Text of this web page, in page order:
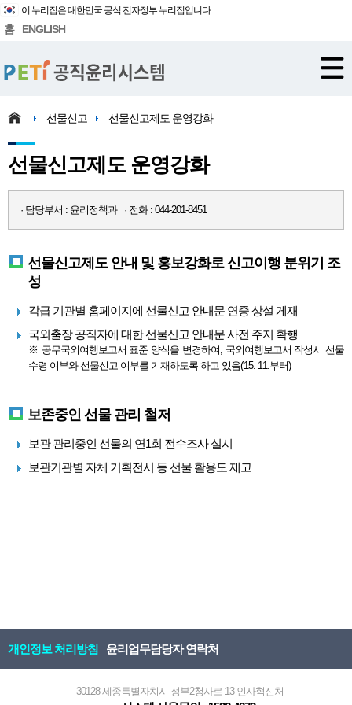
이 누리집은 대한민국 공식 전자정부 누리집입니다.
홈 ENGLISH
선물신고 선물신고제도 운영강화
선물신고제도 운영강화
· 담당부서 : 윤리정책과 · 전화 : 044-201-8451
선물신고제도 안내 및 홍보강화로 신고이행 분위기 조
성
각급 기관별 홈페이지에 선물신고 안내문 연중 상설 게재
국외출장 공직자에 대한 선물신고 안내문 사전 주지 확행
※ 공무국외여행보고서 표준 양식을 변경하여, 국외여행보고서 작성시 선물
수령 여부와 선물신고 여부를 기재하도록 하고 있음('15. 11.부터)
보존중인 선물 관리 철저
보관 관리중인 선물의 연1회 전수조사 실시
보관기관별 자체 기획전시 등 선물 활용도 제고
개인정보 처리방침 윤리업무담당자 연락처
30128 세종특별자치시 정부2청사로 13 인사혁신처